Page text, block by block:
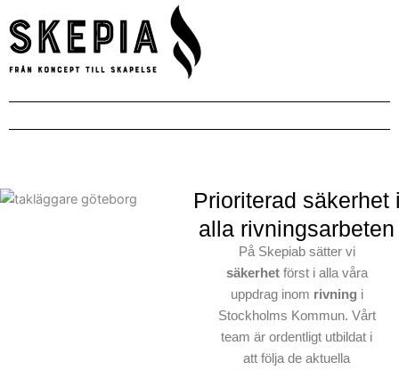
Prioriterad säkerhet
alla rivningsarbeten
På Skepiab sätter vi
säkerhetförst i alla våra
uppdrag inom rivning i
Stockholms Kommun. Vårt
team är ordentligt utbildat i
att följa de aktuella